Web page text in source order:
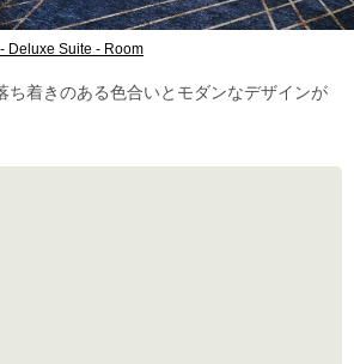
Deluxe Suite - Room
ち着きのある色合いとモダンなデザインが